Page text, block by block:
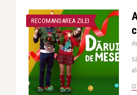
RECOMANDAREA ZILEI